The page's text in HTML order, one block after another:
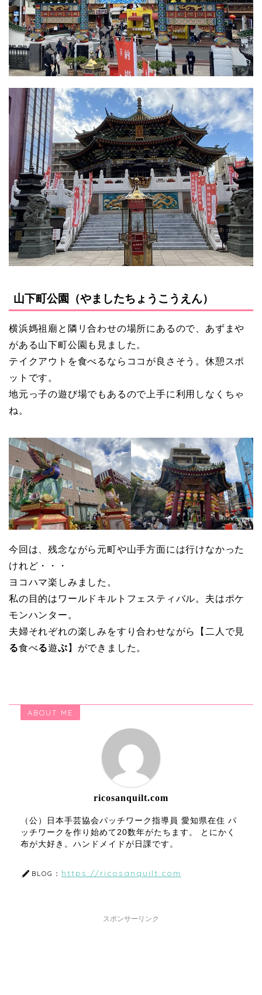
山下町公園（やましたちょうこうえん）
横浜媽祖廟と隣リ合わせの場所にあるので、あずまや
がある山下町公園も見ました。
テイクアウトを食べるならココが良さそう。休憩スポ
ットです。
地元っ子の遊び場でもあるので上手に利用しなくちゃ
ね。
今回は、残念ながら元町や山手方面には行けなかった
けれど・・・
ヨコハマ楽しみました。
私の目的はワールドキルトフェスティバル。夫はポケ
モンハンター。
夫婦それぞれの楽しみをすり合わせながら【二人で見
る食べる遊ぶ 】ができました。
ABOUT ME
ricosanquilt.com
（公）日本手芸協会パッチワーク指導員 愛知県在住 パ
ッチワークを作り始めて20数年がたちます。 とにかく
布が大好き。ハンドメイドが日課です。
BLOG： https://ricosanquilt.com
スポンサーリンク